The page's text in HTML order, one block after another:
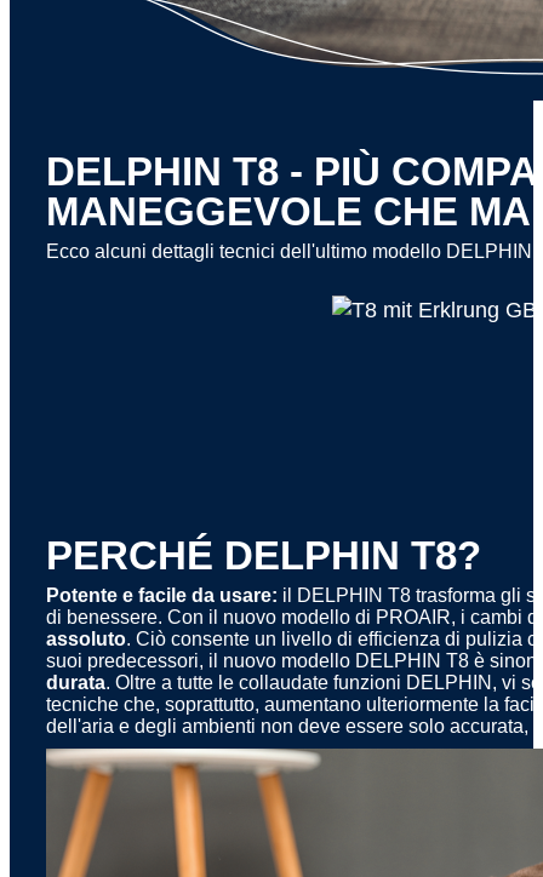
DELPHIN T8 - PIÙ
MANEGGEVOLE CHE MAI
Ecco alcuni dettagli tecnici dell'ultimo modello DELPHIN
PERCHÉ DELPHIN T8?
Potente e facile da usare: il DELPHIN T8 trasforma gli
di benessere. Con il nuovo modello di PROAIR, i cambi
assoluto. Ciò consente un livello di efficienza di pulizia
suoi predecessori, il nuovo modello DELPHIN T8 è
durata. Oltre a tutte le collaudate funzioni DELPHIN, vi
tecniche che, soprattutto, aumentano ulteriormente la
dell'aria e degli ambienti non deve essere solo accurata,